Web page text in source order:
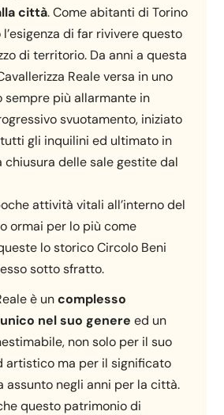
città. Come abitanti di Torino
di far rivivere questo
di territorio. Da anni a questa
Reale versa in uno
sempre più allarmante in
svuotamento, iniziato
gli inquilini ed ultimato in
chiusura delle sale gestite dal
attività vitali all’interno del
ormai per lo più come
lo storico Circolo Beni
sotto sfratto.
è uncomplesso
nel suo genere ed un
non solo per il suo
artistico ma per il significato
assunto negli anni per la città.
questo patrimonio di